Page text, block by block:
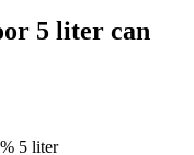
5 liter can